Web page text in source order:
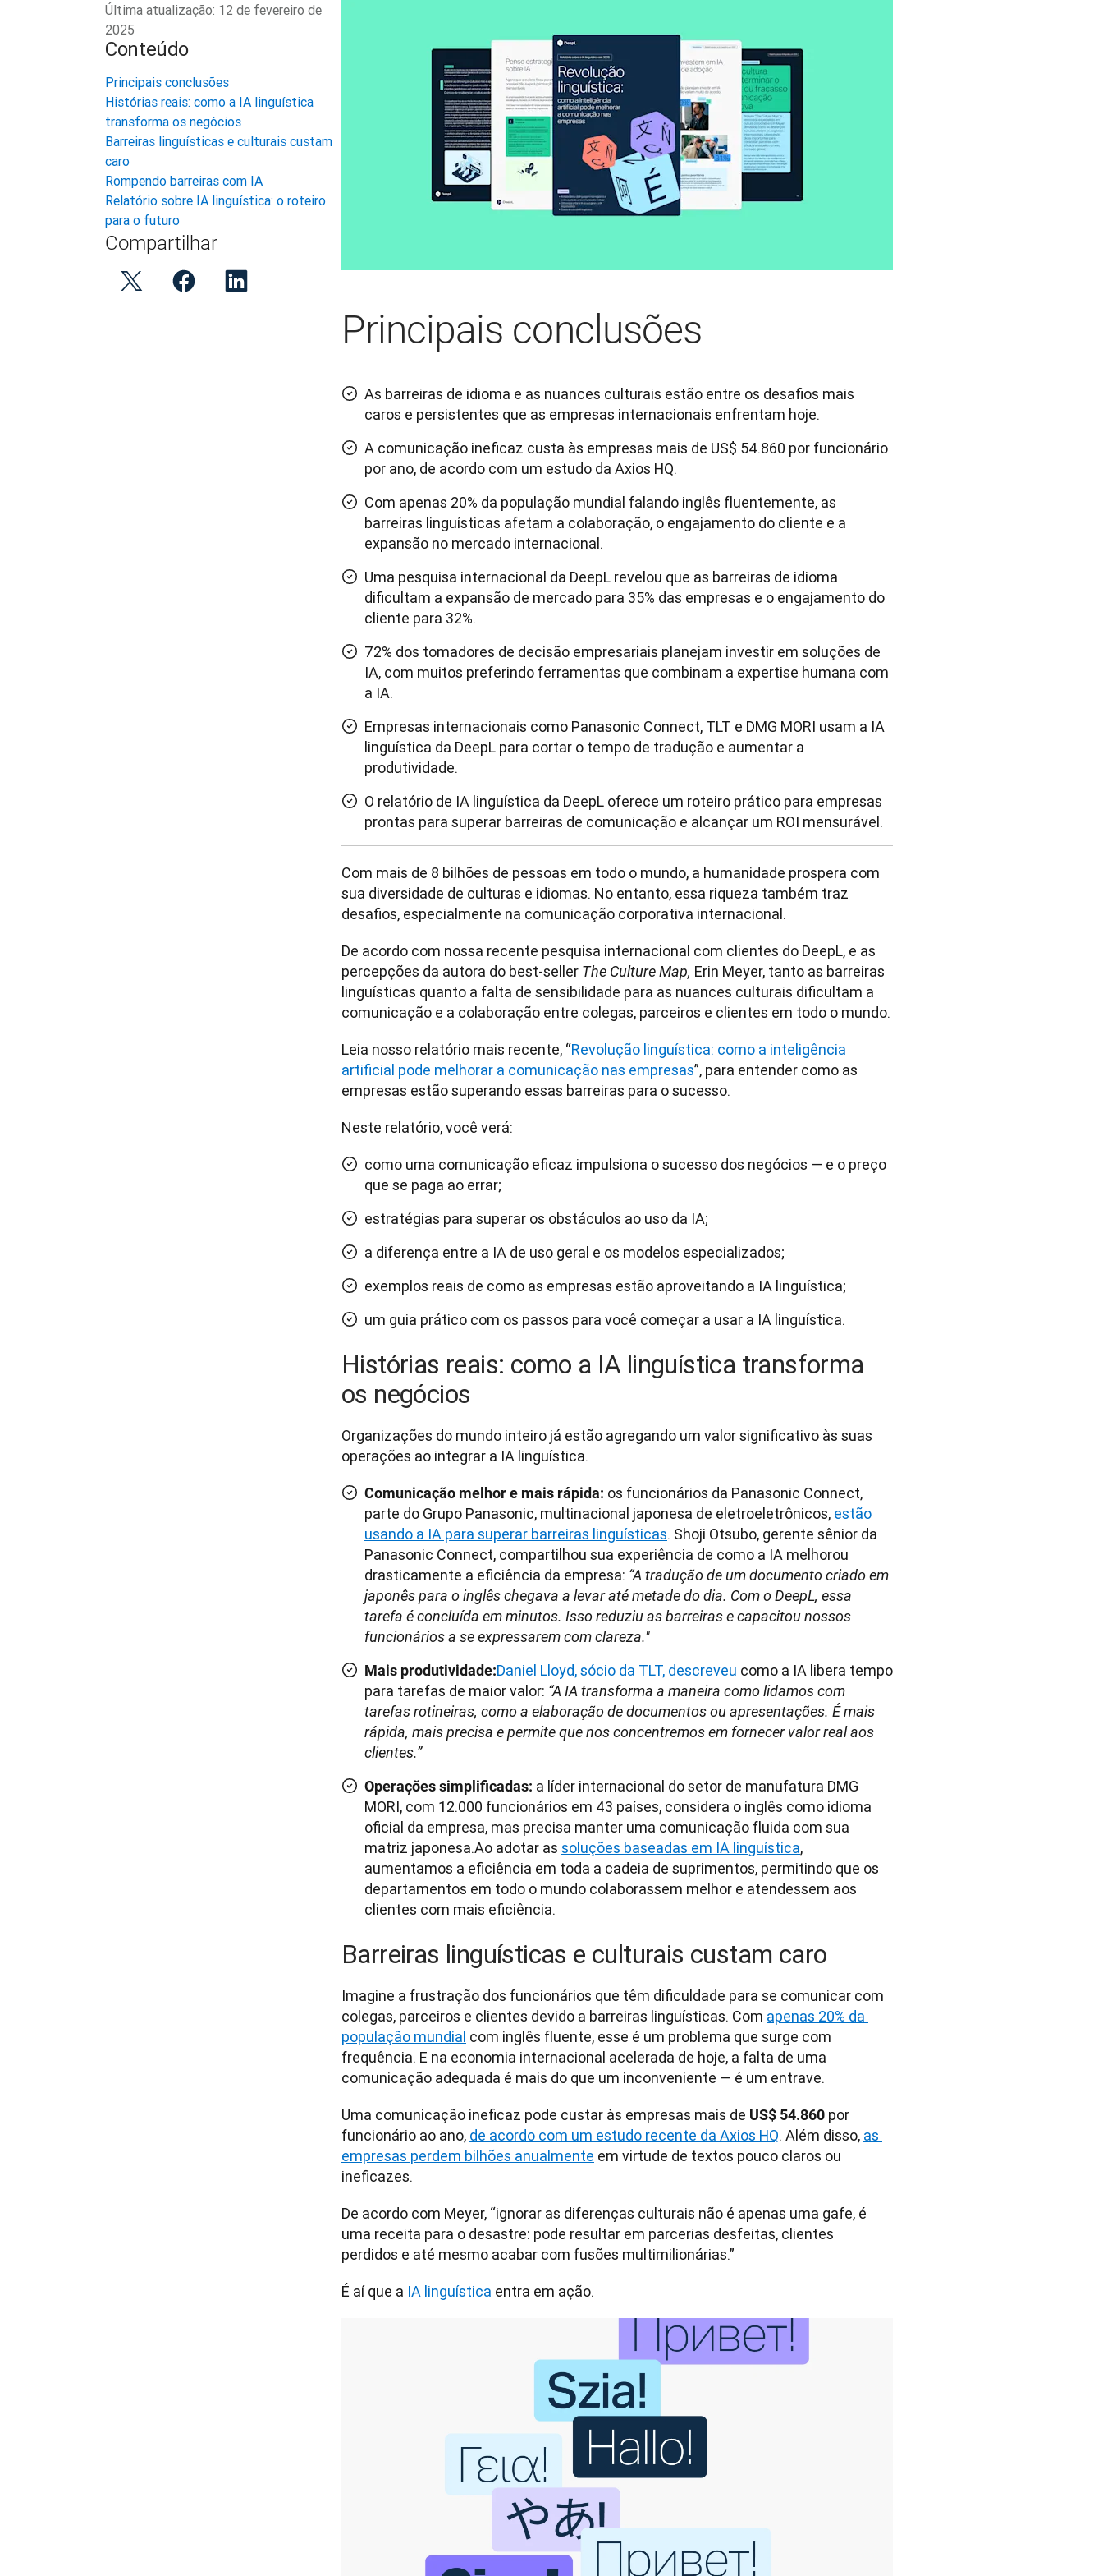
Principais conclusões
As barreiras de idioma e as nuances culturais estão entre os desafios mais
caros e persistentes que as empresas internacionais enfrentam hoje.
A comunicação ineficaz custa às empresas mais de US$ 54.860 por funcionário
por ano, de acordo com um estudo da Axios HQ.
Com apenas 20% da população mundial falando inglês fluentemente, as
barreiras linguísticas afetam a colaboração, o engajamento do cliente e a
expansão no mercado internacional.
Uma pesquisa internacional da DeepL revelou que as barreiras de idioma
dificultam a expansão de mercado para 35% das empresas e o engajamento do
cliente para 32%.
72% dos tomadores de decisão empresariais planejam investir em soluções de
IA, com muitos preferindo ferramentas que combinam a expertise humana com
a IA.
Empresas internacionais como Panasonic Connect, TLT e DMG MORI usam a IA
linguística da DeepL para cortar o tempo de tradução e aumentar a
produtividade.
O relatório de IA linguística da DeepL oferece um roteiro prático para empresas
prontas para superar barreiras de comunicação e alcançar um ROI mensurável.
Com mais de 8 bilhões de pessoas em todo o mundo, a humanidade prospera com
sua diversidade de culturas e idiomas. No entanto, essa riqueza também traz
desafios, especialmente na comunicação corporativa internacional.
De acordo com nossa recente pesquisa internacional com clientes do DeepL, e as
percepções da autora do best-seller The Culture Map, Erin Meyer, tanto as barreiras
linguísticas quanto a falta de sensibilidade para as nuances culturais dificultam a
comunicação e a colaboração entre colegas, parceiros e clientes em todo o mundo.
Leia nosso relatório mais recente, “Revolução linguística: como a inteligência
artificial pode melhorar a comunicação nas empresas”, para entender como as
empresas estão superando essas barreiras para o sucesso.
Neste relatório, você verá:
como uma comunicação eficaz impulsiona o sucesso dos negócios — e o preço
que se paga ao errar;
estratégias para superar os obstáculos ao uso da IA;
a diferença entre a IA de uso geral e os modelos especializados;
exemplos reais de como as empresas estão aproveitando a IA linguística;
um guia prático com os passos para você começar a usar a IA linguística.
Histórias reais: como a IA linguística transforma
os negócios
Organizações do mundo inteiro já estão agregando um valor significativo às suas
operações ao integrar a IA linguística.
Comunicação melhor e mais rápida: os funcionários da Panasonic Connect,
parte do Grupo Panasonic, multinacional japonesa de eletroeletrônicos, estão
usando a IA para superar barreiras linguísticas. Shoji Otsubo, gerente sênior da
Panasonic Connect, compartilhou sua experiência de como a IA melhorou
drasticamente a eficiência da empresa: “A tradução de um documento criado em
japonês para o inglês chegava a levar até metade do dia. Com o DeepL, essa
tarefa é concluída em minutos. Isso reduziu as barreiras e capacitou nossos
funcionários a se expressarem com clareza."
Mais produtividade:Daniel Lloyd, sócio da TLT, descreveu como a IA libera tempo
para tarefas de maior valor: “A IA transforma a maneira como lidamos com
tarefas rotineiras, como a elaboração de documentos ou apresentações. É mais
rápida, mais precisa e permite que nos concentremos em fornecer valor real aos
clientes.”
Operações simplificadas: a líder internacional do setor de manufatura DMG
MORI, com 12.000 funcionários em 43 países, considera o inglês como idioma
oficial da empresa, mas precisa manter uma comunicação fluida com sua
matriz japonesa.Ao adotar as soluções baseadas em IA linguística,
aumentamos a eficiência em toda a cadeia de suprimentos, permitindo que os
departamentos em todo o mundo colaborassem melhor e atendessem aos
clientes com mais eficiência.
Barreiras linguísticas e culturais custam caro
Imagine a frustração dos funcionários que têm dificuldade para se comunicar com
colegas, parceiros e clientes devido a barreiras linguísticas. Com apenas 20% da
população mundial com inglês fluente, esse é um problema que surge com
frequência. E na economia internacional acelerada de hoje, a falta de uma
comunicação adequada é mais do que um inconveniente — é um entrave.
Uma comunicação ineficaz pode custar às empresas mais de US$ 54.860 por
funcionário ao ano, de acordo com um estudo recente da Axios HQ. Além disso, as
empresas perdem bilhões anualmente em virtude de textos pouco claros ou
ineficazes.
De acordo com Meyer, “ignorar as diferenças culturais não é apenas uma gafe, é
uma receita para o desastre: pode resultar em parcerias desfeitas, clientes
perdidos e até mesmo acabar com fusões multimilionárias.”
É aí que a IA linguística entra em ação.
Última atualização: 12 de fevereiro de
2025
Conteúdo
Principais conclusões
Histórias reais: como a IA linguística
transforma os negócios
Barreiras linguísticas e culturais custam
caro
Rompendo barreiras com IA
Relatório sobre IA linguística: o roteiro
para o futuro
Compartilhar